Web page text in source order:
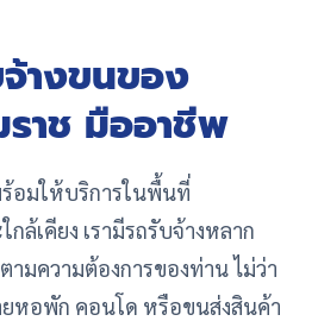
างขนของ
าช มืออาชีพ
อมให้บริการในพื้นที่
กล้เคียง เรามีรถรับจ้างหลาก
ามความต้องการของท่าน ไม่ว่า
ยหอพัก คอนโด หรือขนส่งสินค้า